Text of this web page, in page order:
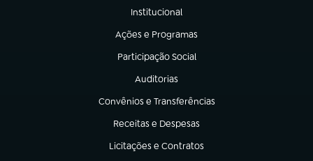
Institucional
(abre em nova aba)
Ações e Programas
(abre em nova aba)
Participação Social
(abre em nova aba)
Auditorias
(abre em nova aba)
Convênios e Transferências
(abre em nova aba)
Receitas e Despesas
(abre em nova aba)
Licitações e Contratos
(abre em nova aba)